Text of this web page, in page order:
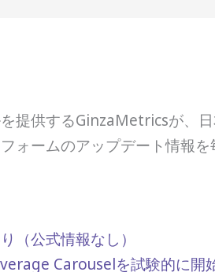
提供するGinzaMetricsが、日
ォームのアップデート情報
（公式情報なし）
Carouselを試験的に開